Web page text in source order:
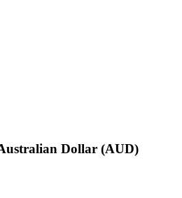
Dollar (AUD)